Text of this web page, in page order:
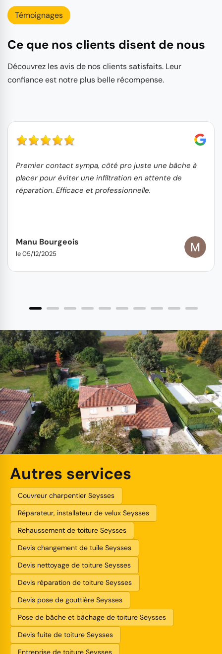
Témoignages
Ce que nos clients disent de nous
Découvrez les avis de nos clients satisfaits. Leur
confiance est notre plus belle récompense.
Premier contact sympa, côté pro juste une bâche à
placer pour éviter une infiltration en attente de
réparation. Efficace et professionnelle.
Manu Bourgeois
le 05/12/2025
Autres services
Couvreur charpentier Seysses
Réparateur, installateur de velux Seysses
Rehaussement de toiture Seysses
Devis changement de tuile Seysses
Devis nettoyage de toiture Seysses
Devis réparation de toiture Seysses
Devis pose de gouttière Seysses
Pose de bâche et bâchage de toiture Seysses
Devis fuite de toiture Seysses
Entreprise de toiture Seysses